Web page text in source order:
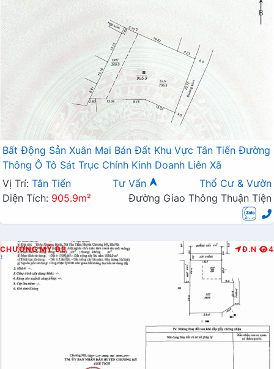
Bất Động Sản Xuân Mai Bán Đất Khu Vực Tân Tiến Đường
Thông Ô Tô Sát Trục Chính Kinh Doanh Liên Xã
Vị Trí: Tân Tiến Tư Vấn
Thổ Cư & Vườn
Diện Tích: 905.9m² Đường Giao Thông Thuận Tiện
CHƯƠNG MỸ ĐB Đ.N 4